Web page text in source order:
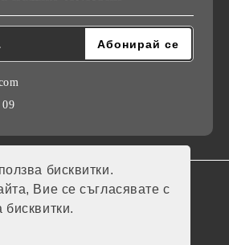
бисквитки.
Вие се съгласявате с
бисквитки.
09
GDPR
е 100% съобразен с GDPR.